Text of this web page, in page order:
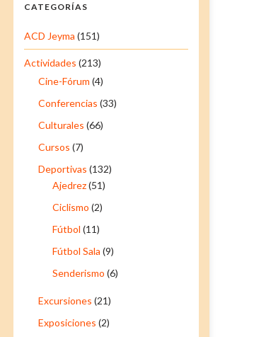
CATEGORÍAS
ACD Jeyma (151)
Actividades (213)
Cine-Fórum (4)
Conferencias (33)
Culturales (66)
Cursos (7)
Deportivas (132)
Ajedrez(51)
Ciclismo (2)
Fútbol (11)
Fútbol Sala (9)
Senderismo (6)
Excursiones (21)
Exposiciones (2)